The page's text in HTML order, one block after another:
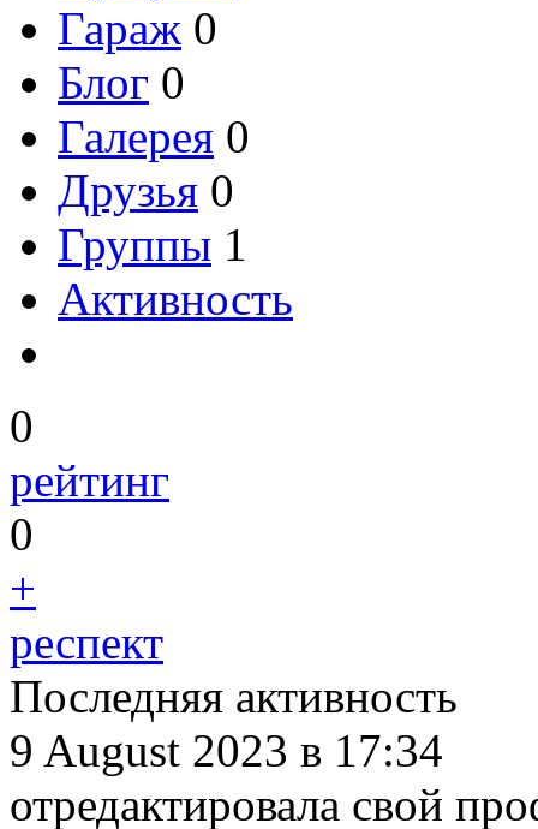
Гараж 0
Блог 0
Галерея 0
Друзья 0
Группы 1
Активность
0
рейтинг
0
+
респект
Последняя активность
9 August 2023 в 17:34
отредактировала свой